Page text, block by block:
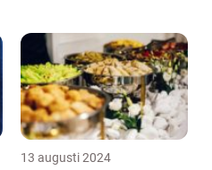
13 augusti 2024